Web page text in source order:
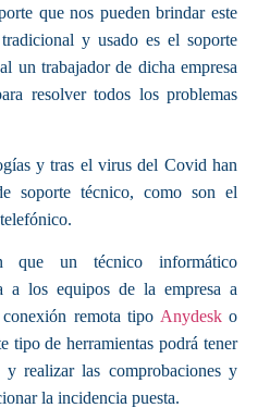
que nos pueden brindar este
y usado es el soporte
un trabajador de dicha empresa
resolver todos los problemas
y tras el virus del Covid han
soporte técnico, como son el
.
que untécnico informático
a los equipos de la empresa a
remota tipo Anydesk o
tipo de herramientas podrá tener
realizar las comprobaciones y
la incidencia puesta.